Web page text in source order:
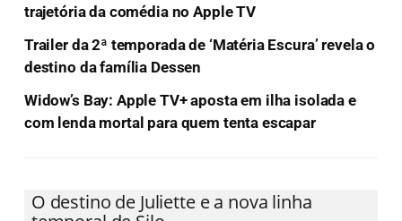
trajetória da comédia no Apple TV
Trailer da 2ª temporada de ‘Matéria Escura’ revela o
destino da família Dessen
Widow’s Bay: Apple TV+ aposta em ilha isolada e
com lenda mortal para quem tenta escapar
O destino de Juliette e a nova linha